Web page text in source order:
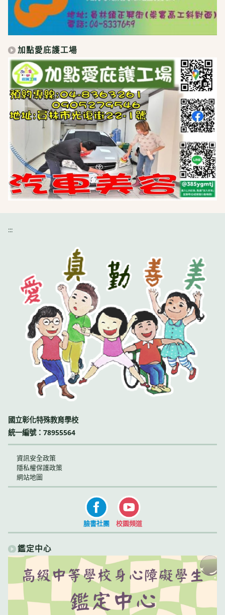
加點愛庇護工場
:::
國立彰化特殊教育學校
統一編號：78955564
資訊安全政策
隱私權保護政策
網站地圖
臉書社團 校園頻道
鑑定中心